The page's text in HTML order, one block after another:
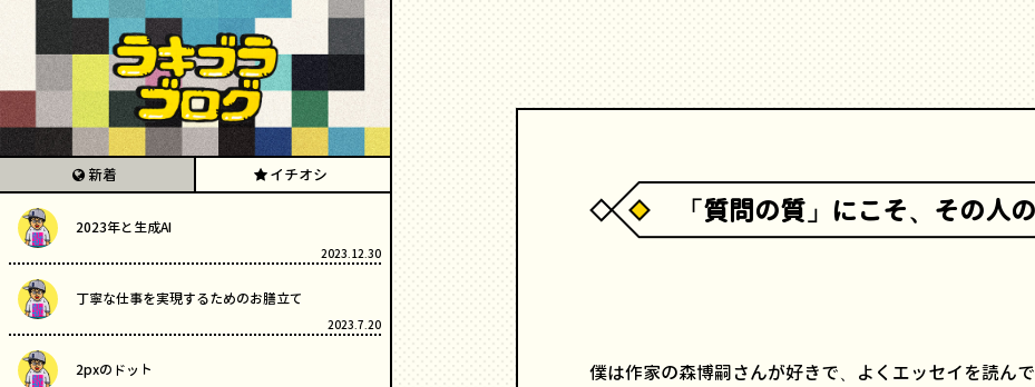
「質問の質」にこそ、その人
僕は作家の森博嗣さんが好きで、よくエッセイを読ん
新着 イチオシ
2023年と生成AI
2023.12.30
丁寧な仕事を実現するためのお膳立て
2023.7.20
2pxのドット